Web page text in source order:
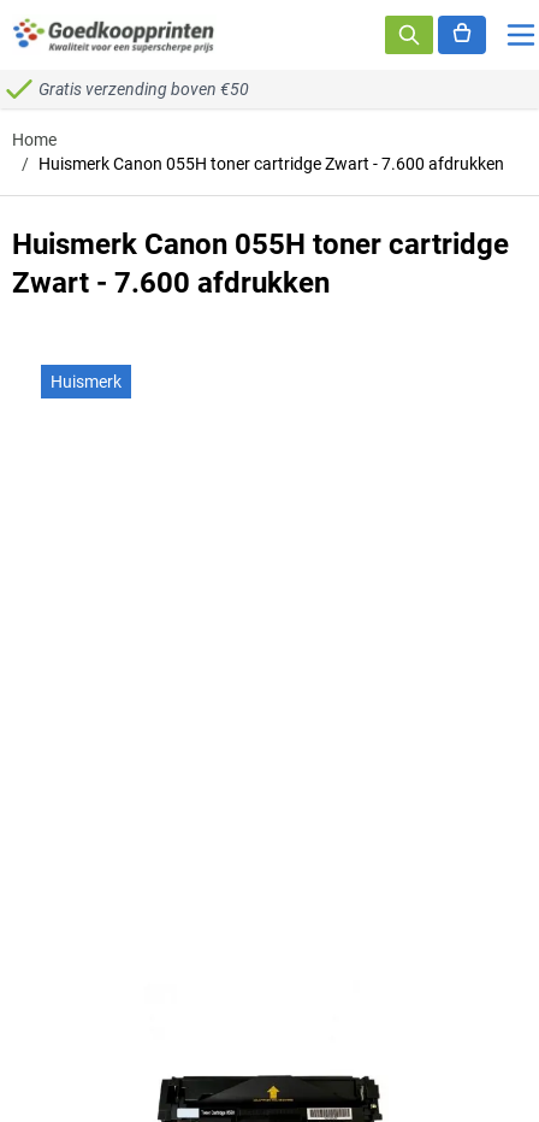
Ga naar de inhoud
Gratis verzending boven €50
Home
/ Huismerk Canon 055H toner cartridge Zwart - 7.600 afdrukken
Huismerk Canon 055H toner cartridge
Zwart - 7.600 afdrukken
Huismerk